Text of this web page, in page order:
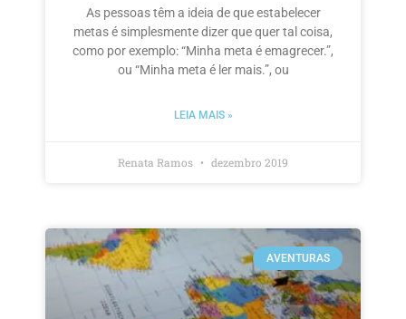
As pessoas têm a ideia de que estabelecer
metas é simplesmente dizer que quer tal coisa,
como por exemplo: “Minha meta é emagrecer.”,
ou “Minha meta é ler mais.”, ou
LEIA MAIS »
Renata Ramos dezembro 2019
AVENTURAS